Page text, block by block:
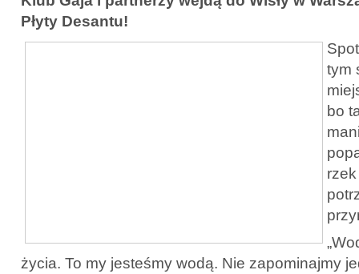
Płyty Desantu!
tym
bo
życia. To my jesteśmy wodą. Nie zapominajmy